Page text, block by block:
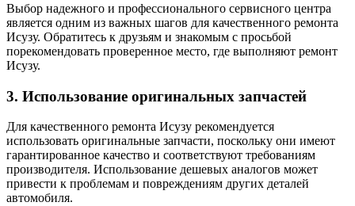
Выбор надежного и профессионального сервисного центра
является одним из важных шагов для качественного ремонта
Исузу. Обратитесь к друзьям и знакомым с просьбой
порекомендовать проверенное место, где выполняют ремонт
Исузу.
3. Использование оригинальных запчастей
Для качественного ремонта Исузу рекомендуется
использовать оригинальные запчасти, поскольку они имеют
гарантированное качество и соответствуют требованиям
производителя. Использование дешевых аналогов может
привести к проблемам и повреждениям других деталей
автомобиля.